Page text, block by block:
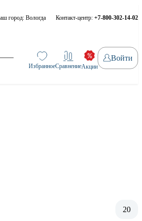
город: Вологда Контакт-центр: +7-800-302-14-02
ИзбранноеСравнениеАкции
Войти
20